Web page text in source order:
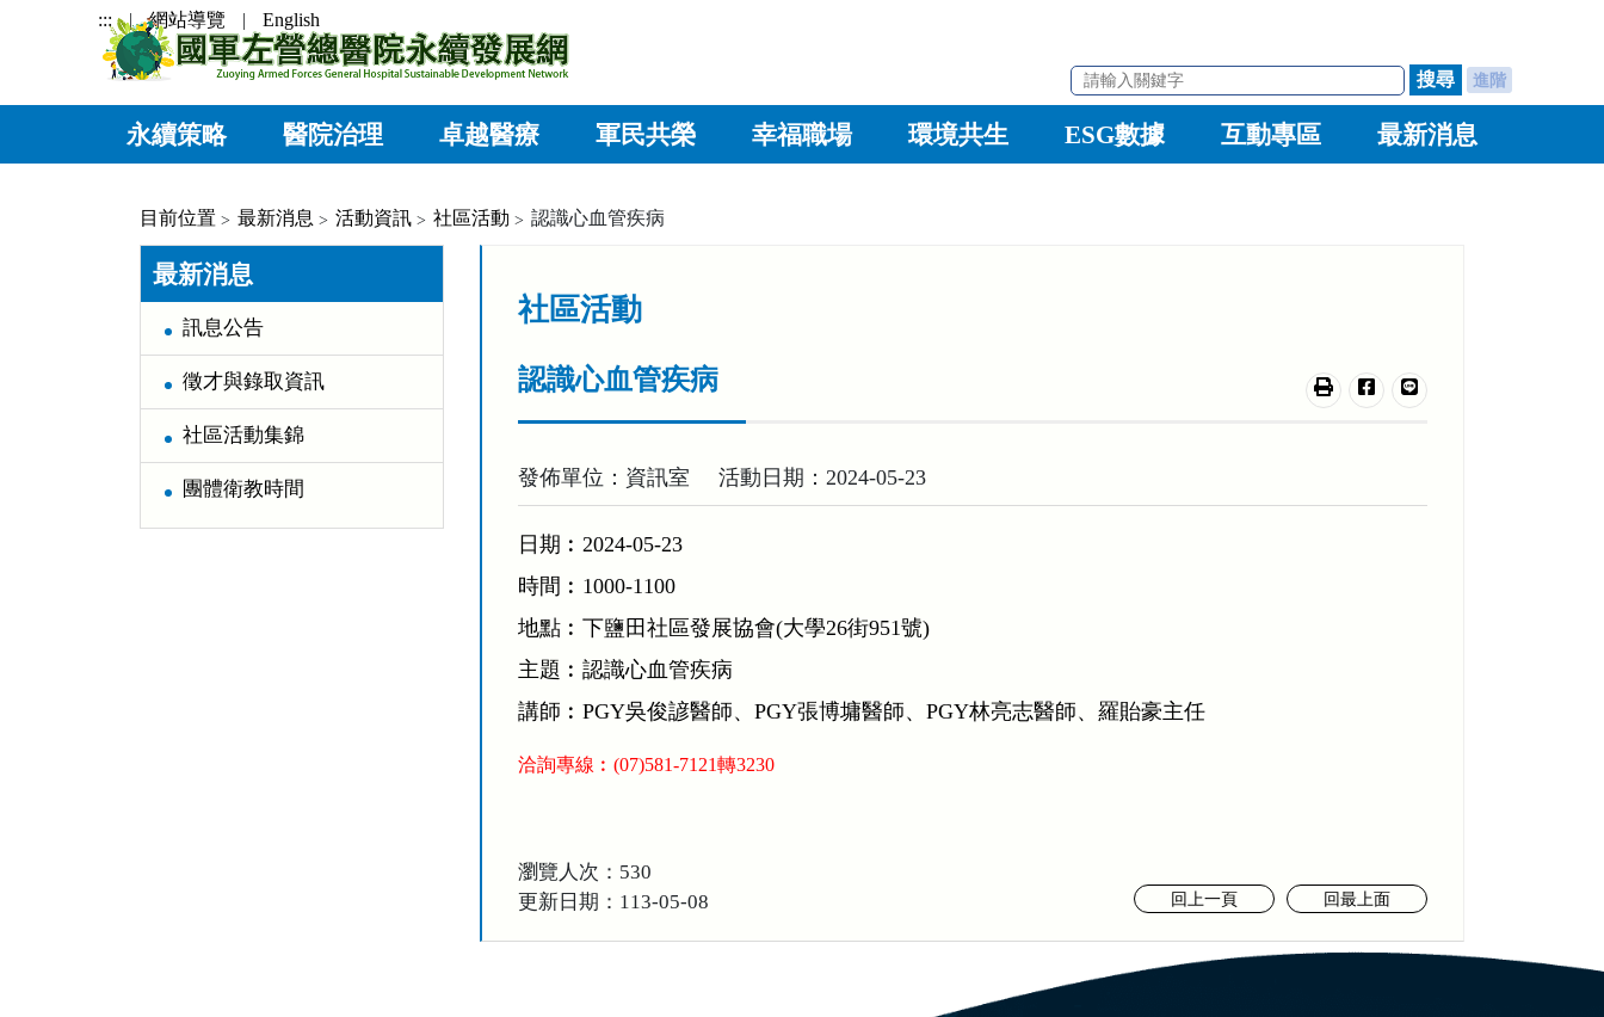
跳到主要內容區塊
::: 網站導覽 English
進階
永續策略 醫院治理 卓越醫療 軍民共榮 幸福職場 環境共生 ESG數據 互動專區 最新消息
目前位置 最新消息 活動資訊 社區活動
認識心血管疾病
最新消息
訊息公告
徵才與錄取資訊
社區活動集錦
團體衛教時間
社區活動
認識心血管疾病 友善列印分享至臉書
分享至line
發佈單位：資訊室 活動日期：2024-05-23
日期︰2024-05-23
時間︰1000-1100
地點︰下鹽田社區發展協會(大學26街951號)
主題︰認識心血管疾病
講師︰PGY吳俊諺醫師、PGY張博墉醫師、PGY林亮志醫師、羅貽豪主任
洽詢專線︰(07)581-7121轉3230
瀏覽人次：530
更新日期：113-05-08
回上一頁 回最上面